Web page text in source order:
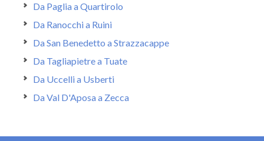
Da Paglia a Quartirolo
Da Ranocchi a Ruini
Da San Benedetto a Strazzacappe
Da Tagliapietre a Tuate
Da Uccelli a Usberti
Da Val D'Aposa a Zecca